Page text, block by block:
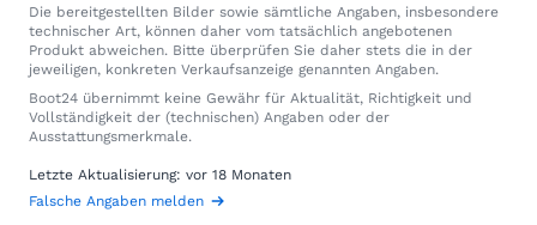
Die bereitgestellten Bilder sowie sämtliche Angaben, insbesondere
technischer Art, können daher vom tatsächlich angebotenen
Produkt abweichen. Bitte überprüfen Sie daher stets die in der
jeweiligen, konkreten Verkaufsanzeige genannten Angaben.
Boot24 übernimmt keine Gewähr für Aktualität, Richtigkeit und
Vollständigkeit der (technischen) Angaben oder der
Ausstattungsmerkmale.
Letzte Aktualisierung: vor 18 Monaten
Falsche Angaben melden